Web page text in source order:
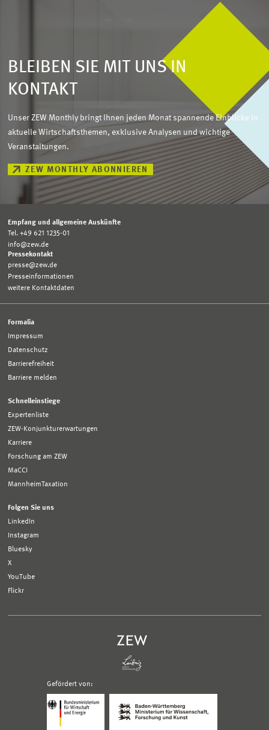
BLEIBEN SIE MIT UNS IN
KONTAKT
Unser ZEW Monthly bringt Ihnen jeden Monat spannende Einblicke in
aktuelle Wirtschaftsthemen, exklusive Analysen und wichtige
Veranstaltungen.
ZEW MONTHLY ABONNIEREN
Empfang und allgemeine Auskünfte
Tel. +49 621 1235-01
info@zew.de
Pressekontakt
presse@zew.de
Presseinformationen
weitere Kontaktdaten
Formalia
Impressum
Datenschutz
Barrierefreiheit
Barriere melden
Schnelleinstiege
Expertenliste
ZEW-Konjunkturerwartungen
Karriere
Forschung am ZEW
MaCCI
MannheimTaxation
Folgen Sie uns
LinkedIn
Instagram
Bluesky
X
YouTube
Flickr
Gefördert von:
Bundesministerium
Wirtschaft
Ministerium